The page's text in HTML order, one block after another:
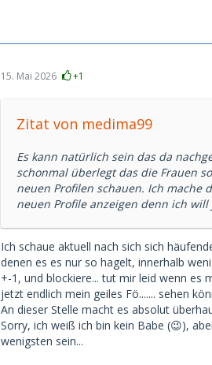
15. Mai 2026 +1
Zitat von medima99
Es kann natürlich sein das da
schonmal überlegt das die Frauen
neuen Profilen schauen. Ich mache
neuen Profile anzeigen denn ich will
Ich schaue aktuell nach sich sich
denen es es nur so hagelt, innerhalb
+-1, und blockiere... tut mir leid wenn es
jetzt endlich mein geiles Fö....... sehen
An dieser Stelle macht es absolut
Sorry, ich weiß ich bin kein Babe (😉),
wenigsten sein...